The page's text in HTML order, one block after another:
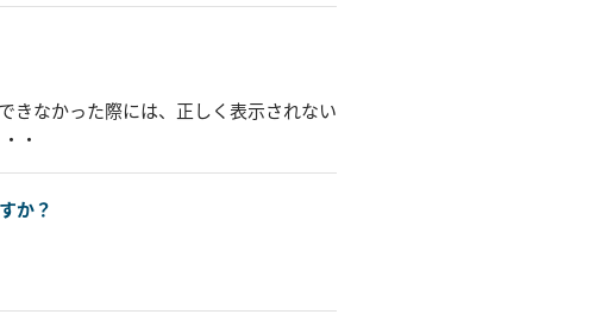
きなかった際には、正しく表示されない
・
か？